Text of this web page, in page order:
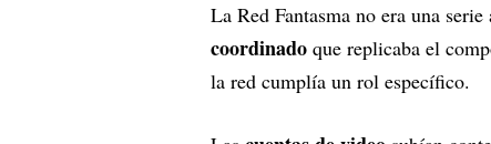
La Red Fantasma no era una
coordinado que replicaba el
la red cumplía un rol específico.